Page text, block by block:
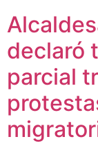
declaró
parcial